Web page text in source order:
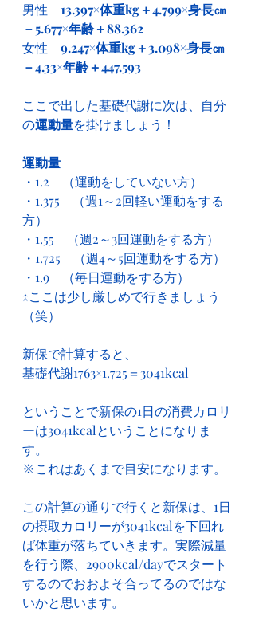
男性 13.397×体重kg＋4.799×身長㎝
－5.677×年齢＋88.362
女性 9.247×体重kg＋3.098×身長㎝
－4.33×年齢＋447.593
ここで出した基礎代謝に次は、自分
の運動量を掛けましょう！
運動量
・1.2　（運動をしていない方）
・1.375　（週1～2回軽い運動をする
方）
・1.55　（週2～3回運動をする方）
・1.725　（週4～5回運動をする方）
・1.9　（毎日運動をする方）
↑ここは少し厳しめで行きましょう
（笑）
新保で計算すると、
基礎代謝1763×1.725＝3041kcal
ということで新保の1日の消費カロリ
ーは3041kcalということになりま
す。
※これはあくまで目安になります。
この計算の通りで行くと新保は、1日
の摂取カロリーが3041kcalを下回れ
ば体重が落ちていきます。実際減量
を行う際、2900kcal/dayでスタート
するのでおおよそ合ってるのではな
いかと思います。